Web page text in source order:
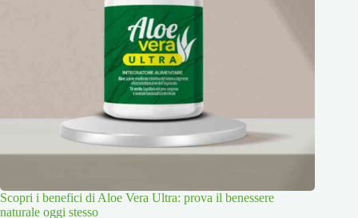
Scopri i benefici di Aloe Vera Ultra: prova il benessere
naturale oggi stesso